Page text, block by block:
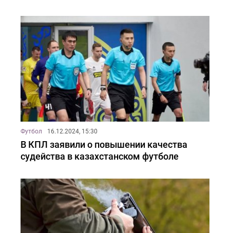
Футбол 16.12.2024, 15:30
В КПЛ заявили о повышении качества
судейства в казахстанском футболе